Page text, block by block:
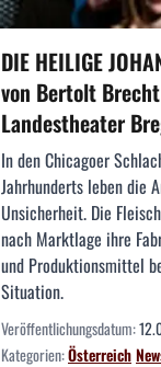
DIE HEILIGE
von Bertolt
Landestheater
In den Chicagoer
Jahrhunderts leben die
Unsicherheit. Die
nach Marktlage ihre
und Produktionsmittel
Situation.
Veröffentlichungsdatum:
Kategorien:Österreich